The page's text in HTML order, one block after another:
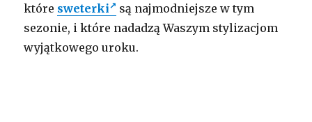
które sweterki
są najmodniejsze w tym
sezonie, i które nadadzą Waszym stylizacjom
wyjątkowego uroku.